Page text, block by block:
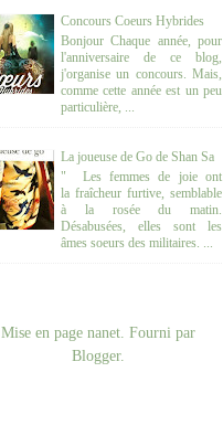
Concours Coeurs Hybrides
Bonjour Chaque année, pour
l'anniversaire de ce blog,
j'organise un concours. Mais,
comme cette année est un peu
particulière, ...
La joueuse de Go de Shan Sa
" Les femmes de joie ont
la fraîcheur furtive, semblable
à la rosée du matin.
Désabusées, elles sont les
âmes soeurs des militaires. ...
Mise en page nanet. Fourni par
Blogger.